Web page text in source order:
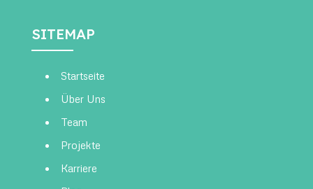
SITEMAP
Startseite
Über Uns
Team
Projekte
Karriere